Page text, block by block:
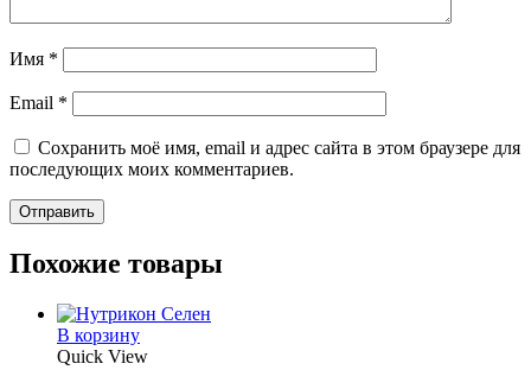
Имя *
Email *
Сохранить моё имя, email и адрес сайта в этом браузере для
последующих моих комментариев.
Похожие товары
В корзину
Quick View